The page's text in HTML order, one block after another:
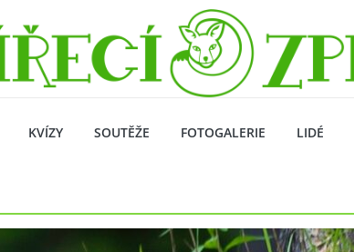
KVÍZY SOUTĚŽE FOTOGALERIE LIDÉ